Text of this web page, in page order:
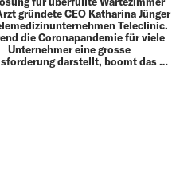
gründete CEO Katharina Jünger
Teleclinic.
die Coronapandemie für viele
Unternehmer eine grosse
darstellt, boomt das …